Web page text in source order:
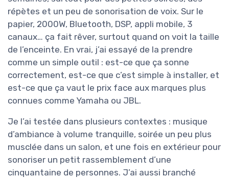
répètes et un peu de sonorisation de voix. Sur le
papier, 2000W, Bluetooth, DSP, appli mobile, 3
canaux… ça fait rêver, surtout quand on voit la taille
de l’enceinte. En vrai, j’ai essayé de la prendre
comme un simple outil : est-ce que ça sonne
correctement, est-ce que c’est simple à installer, et
est-ce que ça vaut le prix face aux marques plus
connues comme Yamaha ou JBL.
Je l’ai testée dans plusieurs contextes : musique
d’ambiance à volume tranquille, soirée un peu plus
musclée dans un salon, et une fois en extérieur pour
sonoriser un petit rassemblement d’une
cinquantaine de personnes. J’ai aussi branché